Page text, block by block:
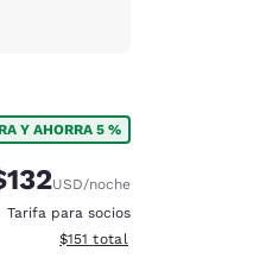
Y AHORRA 5 %
tachado:
con descuento:
USD/noche
Tarifa para socios
Ver detalles del total
$151 total